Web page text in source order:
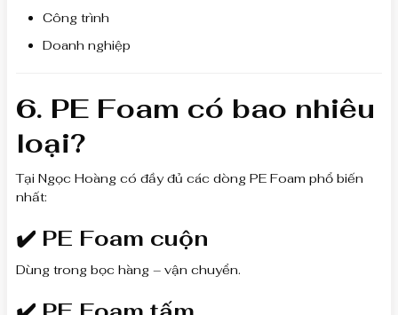
Công trình
Doanh nghiệp
6. PE Foam có bao nhiêu
loại?
Tại Ngọc Hoàng có đầy đủ các dòng PE Foam phổ biến
nhất:
✔️ PE Foam cuộn
Dùng trong bọc hàng – vận chuyển.